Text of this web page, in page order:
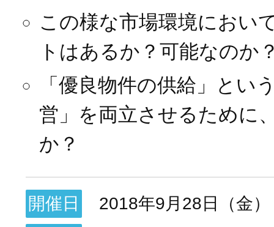
この様な市場環境におい
トはあるか？可能なのか
「優良物件の供給」とい
営」を両立させるために
か？
開催日
2018年9月28日（金）